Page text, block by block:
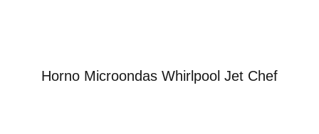
Horno Microondas Whirlpool Jet Chef